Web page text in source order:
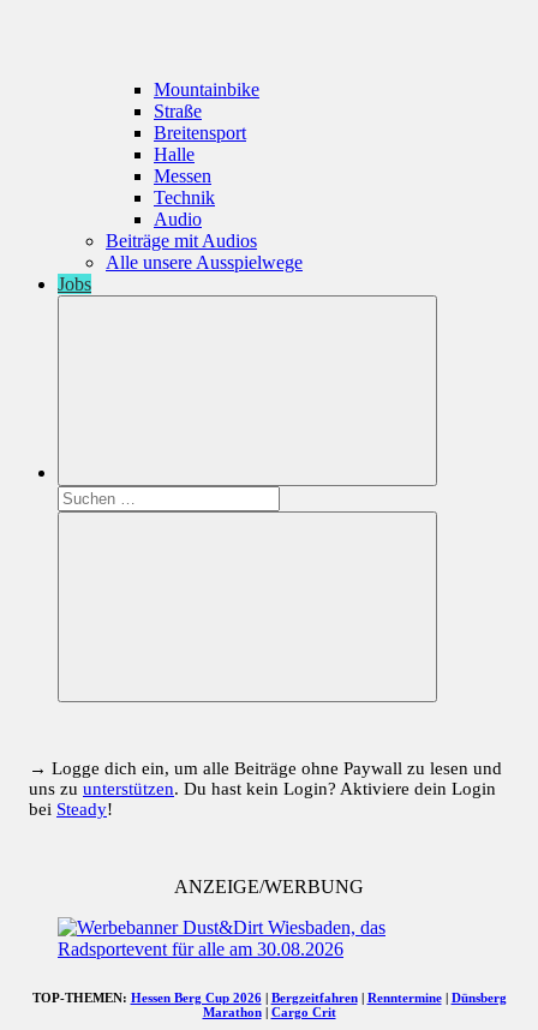
Mountainbike
Straße
Breitensport
Halle
Messen
Technik
Audio
Beiträge mit Audios
Alle unsere Ausspielwege
Jobs
Suchen
nach:
Suchen
→ Logge dich ein, um alle Beiträge ohne Paywall zu lesen und
uns zu unterstützen. Du hast kein Login? Aktiviere dein Login
bei Steady!
ANZEIGE/WERBUNG
TOP-THEMEN: Hessen Berg Cup 2026| Bergzeitfahren| Renntermine| Dünsberg
Marathon| Cargo Crit